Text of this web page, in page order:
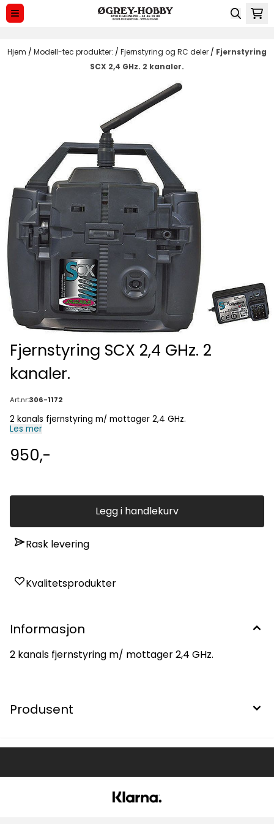
Hopp til innhold
Hjem / Modell-tec produkter: / Fjernstyring og RC deler / Fjernstyring
SCX 2,4 GHz. 2 kanaler.
Fjernstyring SCX 2,4 GHz. 2
kanaler.
Art.nr:306-1172
Les mer
950,-
Legg i handlekurv
Rask levering
Kvalitetsprodukter
Informasjon
2 kanals fjernstyring m/ mottager 2,4 GHz.
Produsent